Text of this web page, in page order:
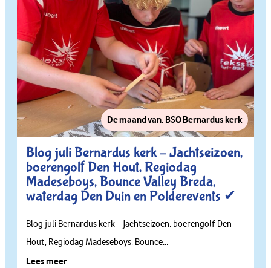
De maand van, BSO Bernardus kerk
Blog juli Bernardus kerk – Jachtseizoen,
boerengolf Den Hout, Regiodag
Madeseboys, Bounce Valley Breda,
waterdag Den Duin en Polderevents ✔
Blog juli Bernardus kerk – Jachtseizoen, boerengolf Den
Hout, Regiodag Madeseboys, Bounce...
Lees meer